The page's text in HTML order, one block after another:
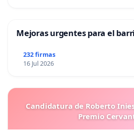
Mejoras urgentes para el
232 firmas
16 Jul 2026
Candidatura de Roberto
Premio